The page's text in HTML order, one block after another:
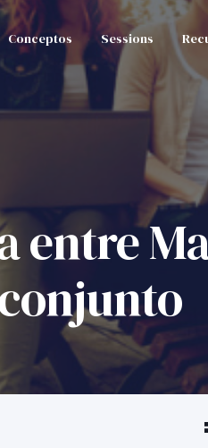
Conceptos Sessions
entre